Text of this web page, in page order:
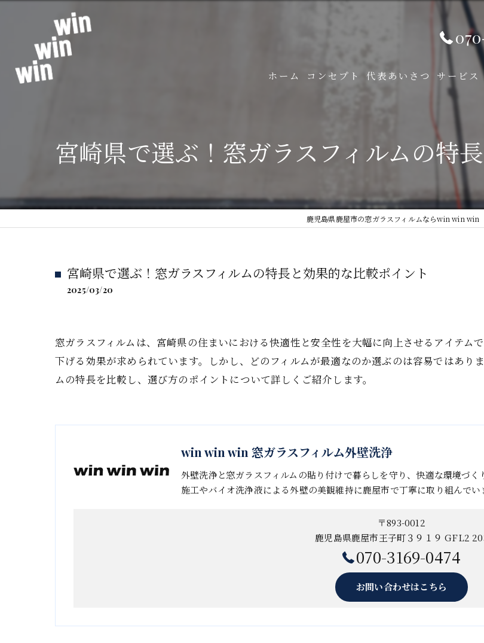
ホーム コンセプト 代表あいさつ サービス
宮崎県で選ぶ！窓ガラスフィルムの特
鹿児島県鹿屋市の窓ガラスフィルムならwin win win
宮崎県で選ぶ！窓ガラスフィルムの特長と効果的な比較ポイント
2025/03/20
窓ガラスフィルムは、宮崎県の住まいにおける快適性と安全性を大幅に向上させるアイテム
下げる効果が求められています。しかし、どのフィルムが最適なのか選ぶのは容易ではあり
ムの特長を比較し、選び方のポイントについて詳しくご紹介します。
win win win 窓ガラスフィルム外壁洗浄
外壁洗浄と窓ガラスフィルムの貼り付けで暮らしを守り、快適な環境づ
施工やバイオ洗浄液による外壁の美観維持に鹿屋市で丁寧に取り組んでい
〒893-0012
鹿児島県鹿屋市王子町３９１９ GFL2
070-3169-0474
お問い合わせはこちら